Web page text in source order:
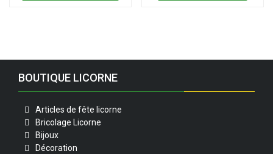
BOUTIQUE LICORNE
Articles de fête licorne
Bricolage Licorne
Bijoux
Décoration